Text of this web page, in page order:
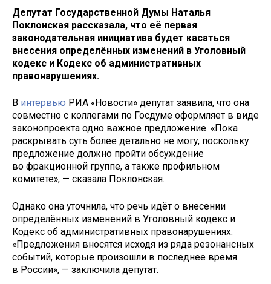
Депутат Государственной Думы Наталья
Поклонская рассказала, что её первая
законодательная инициатива будет касаться
внесения определённых изменений в Уголовный
кодекс и Кодекс об административных
правонарушениях.
В интервью РИА «Новости» депутат заявила, что она
совместно с коллегами по Госдуме оформляет в виде
законопроекта одно важное предложение. «Пока
раскрывать суть более детально не могу, поскольку
предложение должно пройти обсуждение
во фракционной группе, а также профильном
комитете», — сказала Поклонская.
Однако она уточнила, что речь идёт о внесении
определённых изменений в Уголовный кодекс и
Кодекс об административных правонарушениях.
«Предложения вносятся исходя из ряда резонансных
событий, которые произошли в последнее время
в России», — заключила депутат.